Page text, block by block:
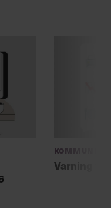
Varning